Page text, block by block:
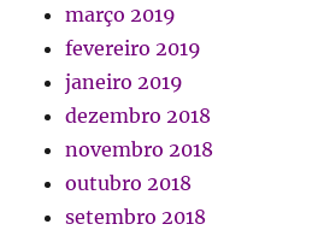
março 2019
fevereiro 2019
janeiro 2019
dezembro 2018
novembro 2018
outubro 2018
setembro 2018